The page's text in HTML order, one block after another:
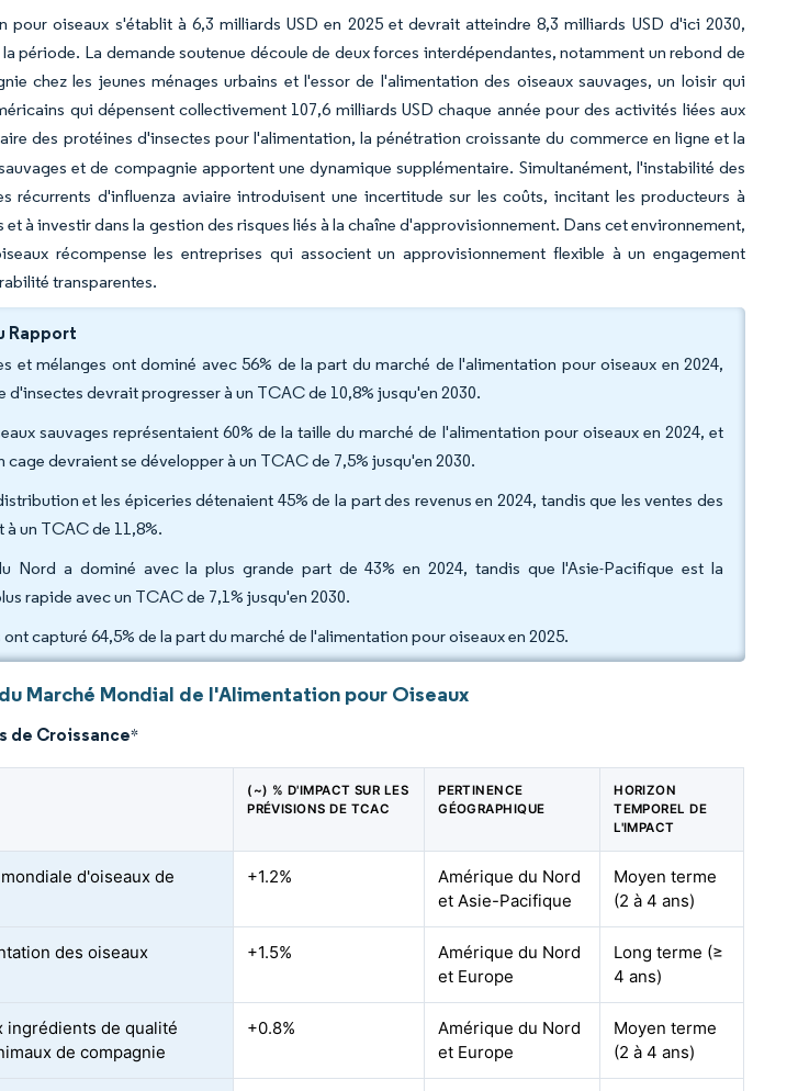
pour oiseaux s'établit à 6,3 milliards USD en 2025 et devrait atteindre 8,3 milliards USD d'ici 2030,
période. La demande soutenue découle de deux forces interdépendantes, notamment un rebond de
chez les jeunes ménages urbains et l'essor de l'alimentation des oiseaux sauvages, un loisir qui
qui dépensent collectivement 107,6 milliards USD chaque année pour des activités liées aux
des protéines d'insectes pour l'alimentation, la pénétration croissante du commerce en ligne et la
et de compagnie apportent une dynamique supplémentaire. Simultanément, l'instabilité des
récurrents d'influenza aviaire introduisent une incertitude sur les coûts, incitant les producteurs à
à investir dans la gestion des risques liés à la chaîne d'approvisionnement. Dans cet environnement,
récompense les entreprises qui associent un approvisionnement flexible à un engagement
transparentes.
Rapport
et mélanges ont dominé avec 56% de la part du marché de l'alimentation pour oiseaux en 2024,
d'insectes devrait progresser à un TCAC de 10,8% jusqu'en 2030.
sauvages représentaient 60% de la taille du marché de l'alimentation pour oiseaux en 2024, et
cage devraient se développer à un TCAC de 7,5% jusqu'en 2030.
et les épiceries détenaient 45% de la part des revenus en 2024, tandis que les ventes des
un TCAC de 11,8%.
Nord a dominé avec la plus grande part de 43% en 2024, tandis que l'Asie-Pacifique est la
rapide avec un TCAC de 7,1% jusqu'en 2030.
capturé 64,5% de la part du marché de l'alimentation pour oiseaux en 2025.
Marché Mondial de l'Alimentation pour Oiseaux
de Croissance*
(~) % D'IMPACT SUR LES
PRÉVISIONS DE TCAC
PERTINENCE
GÉOGRAPHIQUE
HORIZON
TEMPOREL DE
L'IMPACT
d'oiseaux de
+1.2%
Amérique du Nord
et Asie-Pacifique
Moyen terme
(2 à 4 ans)
des oiseaux
+1.5%
Amérique du Nord
et Europe
Long terme (≥
4 ans)
ingrédients de qualité
de compagnie
+0.8%
Amérique du Nord
et Europe
Moyen terme
(2 à 4 ans)